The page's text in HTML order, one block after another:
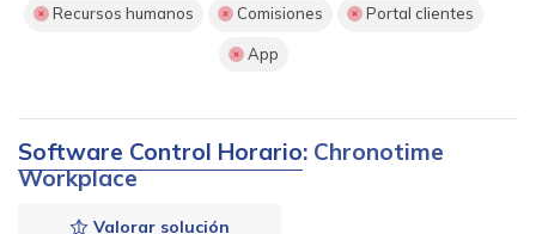
Recursos humanos Comisiones Portal clientes
App
Software Control Horario: Chronotime
Workplace
Valorar solución